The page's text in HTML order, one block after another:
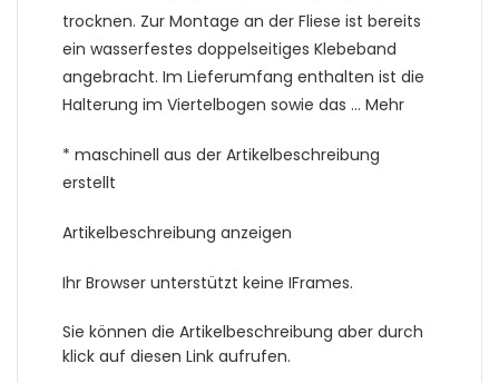
trocknen. Zur Montage an der Fliese ist bereits
ein wasserfestes doppelseitiges Klebeband
angebracht. Im Lieferumfang enthalten ist die
Halterung im Viertelbogen sowie das … Mehr
* maschinell aus der Artikelbeschreibung
erstellt
Artikelbeschreibung anzeigen
Ihr Browser unterstützt keine IFrames.
Sie können die Artikelbeschreibung aber durch
klick auf diesen Link aufrufen.